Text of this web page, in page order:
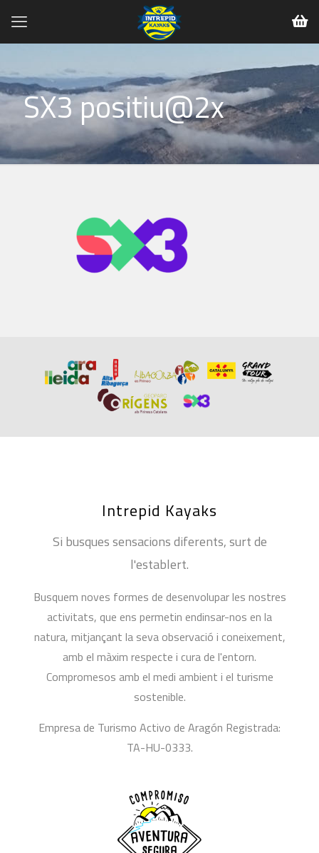
SX3 positiu@2x
Intrepid Kayaks
Si busques sensacions diferents, surt de
l'establert.
Busquem noves formes de desenvolupar les nostres
activitats, que ens permetin endinsar-nos en la
natura, mitjançant la seva observació i coneixement,
amb el màxim respecte i cura de l'entorn.
Compromesos amb el medi ambient i el turisme
sostenible.
Empresa de Turismo Activo de Aragón Registrada:
TA-HU-0333.